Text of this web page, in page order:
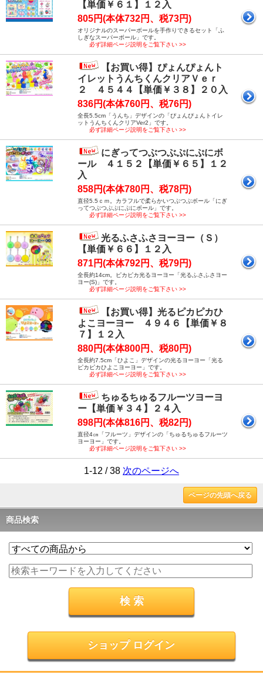
【単価￥６１】１２入
805円(本体732円、税73円)
オリジナルのスーパーボールを手作りできるセット「ふ
しぎなスーパーボール」です。
必ず詳細ページ説明をご覧下さい >>
【お買い得】ぴょんぴょんト
イレットうんちくんクリアＶｅｒ
２ ４５４４【単価￥３８】２０入
836円(本体760円、税76円)
全長5.5cm「うんち」デザインの「ぴょんぴょんトイレ
ットうんちくんクリアVer2」です。
必ず詳細ページ説明をご覧下さい >>
にぎってつぶつぶぷにぷにボ
ール ４１５２【単価￥６５】１２
入
858円(本体780円、税78円)
直径5.5ｃｍ。カラフルで柔らかいつぶつぶボール「にぎ
ってつぶつぶぷにぷにボール」です。
必ず詳細ページ説明をご覧下さい >>
光るふさふさヨーヨー（Ｓ）
【単価￥６６】１２入
871円(本体792円、税79円)
全長約14cm。ピカピカ光るヨーヨー「光るふさふさヨー
ヨー(S)」です。
必ず詳細ページ説明をご覧下さい >>
【お買い得】光るピカピカひ
よこヨーヨー ４９４６【単価￥８
７】１２入
880円(本体800円、税80円)
全長約7.5cm「ひよこ」デザインの光るヨーヨー「光る
ピカピカひよこヨーヨー」です。
必ず詳細ページ説明をご覧下さい >>
ちゅるちゅるフルーツヨーヨ
ー【単価￥３４】２４入
898円(本体816円、税82円)
直径4㎝「フルーツ」デザインの「ちゅるちゅるフルーツ
ヨーヨー」です。
必ず詳細ページ説明をご覧下さい >>
1-12 / 38 次のページへ
ページの先頭へ戻る
商品検索
ショップ ログイン